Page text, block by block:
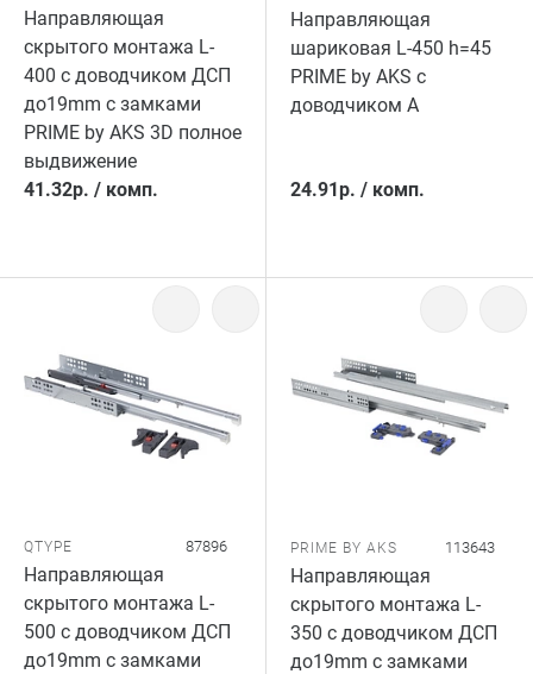
Направляющая
скрытого монтажа L-
400 с доводчиком ДСП
до19mm с замками
PRIME by AKS 3D полное
выдвижение
41.32р. / комп.
Направляющая
шариковая L-450 h=45
PRIME by AKS с
доводчиком A
24.91р. / комп.
QTYPE 87896
Направляющая
скрытого монтажа L-
500 с доводчиком ДСП
до19mm с замками
PRIME BY AKS 113643
Направляющая
скрытого монтажа L-
350 с доводчиком ДСП
до19mm с замками